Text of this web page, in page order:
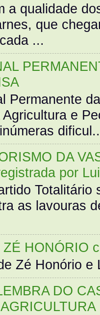
a qualidade
que
...
Permanente
e
DA
por
Totalitário
as lavouras
HONÓRIO
Zé Honório
DO